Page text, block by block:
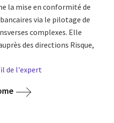
la mise en conformité de
via le pilotage de
complexes. Elle
des directions Risque,
de l'expert